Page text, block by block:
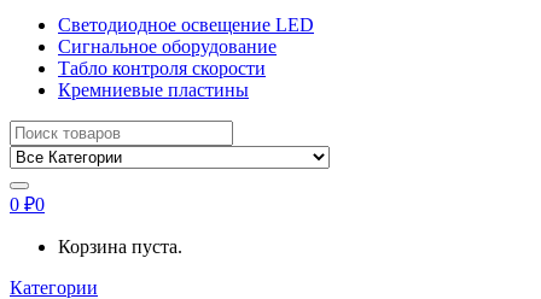
Светодиодное освещение LED
Сигнальное оборудование
Табло контроля скорости
Кремниевые пластины
Найти:
0 ₽0
Корзина пуста.
Категории